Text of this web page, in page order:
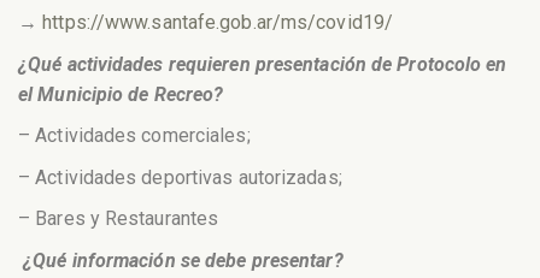
→https://www.santafe.gob.ar/ms/covid19/
¿Qué actividades requieren presentación de Protocolo en
el Municipio de Recreo?
– Actividades comerciales;
– Actividades deportivas autorizadas;
– Bares y Restaurantes
¿Qué información se debe presentar?